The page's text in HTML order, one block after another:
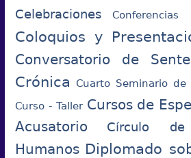
Celebraciones
Conferencias
Coloquios y
Conversatorio de
Crónica Cuarto Seminario de
Curso - Taller Cursos de
Acusatorio
Círculo de
Humanos Diplomado